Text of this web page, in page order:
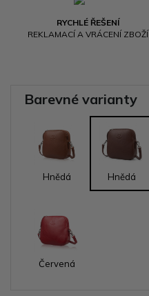
RYCHLÉ ŘEŠENÍ
REKLAMACÍ A VRÁCENÍ ZBOŽÍ
Barevné varianty
Hnědá Hnědá
Červená